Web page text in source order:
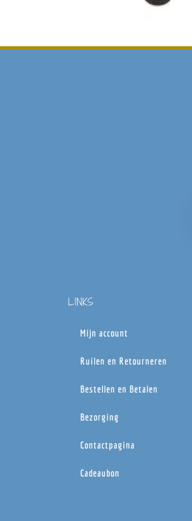
LINKS
Mijn account
Ruilen en Retourneren
Bestellen en Betalen
Bezorging
Contactpagina
Cadeaubon